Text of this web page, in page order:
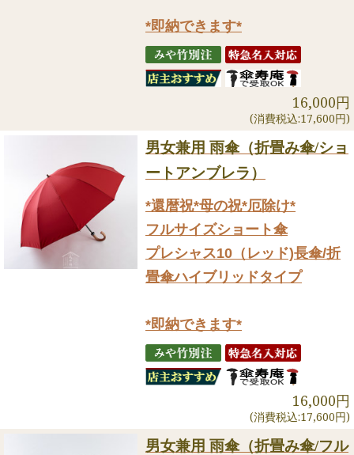
*即納できます*
16,000円
(消費税込:17,600円)
男女兼用 雨傘（折畳み傘/ショ
ートアンブレラ）
*還暦祝*母の祝*厄除け*
フルサイズショート傘
プレシャス10（レッド)長傘/折
畳傘ハイブリッドタイプ
*即納できます*
16,000円
(消費税込:17,600円)
男女兼用 雨傘（折畳み傘/フル